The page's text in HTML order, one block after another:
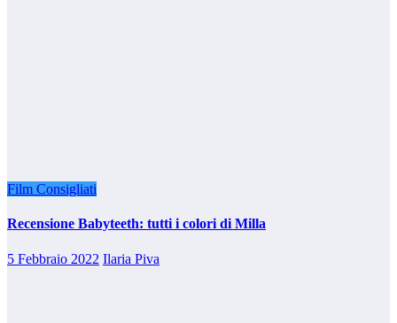
Film Consigliati
Recensione Babyteeth: tutti i colori di Milla
5 Febbraio 2022 Ilaria Piva